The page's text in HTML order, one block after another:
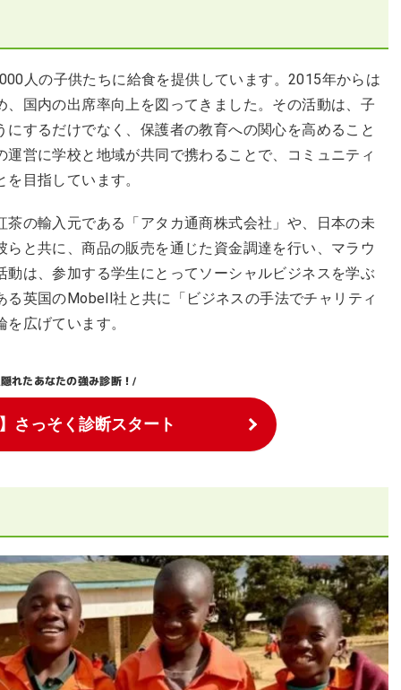
人の子供たちに給食を提供しています。2015年からは
国内の出席率向上を図ってきました。その活動は、子
するだけでなく、保護者の教育への関心を高めること
営に学校と地域が共同で携わることで、コミュニティ
目指しています。
の輸入元である「アタカ通商株式会社」や、日本の未
と共に、商品の販売を通じた資金調達を行い、マラウ
は、参加する学生にとってソーシャルビジネスを学ぶ
英国のMobell社と共に「ビジネスの手法でチャリティ
広げています。
隠れたあなたの強み診断！/
さっそく診断スタート